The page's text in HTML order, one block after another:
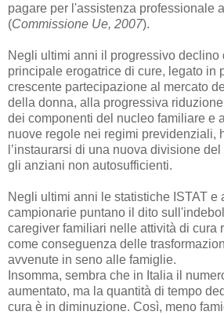
pagare per l'assistenza professionale
(Commissione Ue, 2007).
Negli ultimi anni il progressivo
principale erogatrice di cure, legato in
crescente partecipazione al mercato
della donna, alla progressiva
dei componenti del nucleo familiare e
nuove regole nei regimi previdenziali,
l’instaurarsi di una nuova divisione
gli anziani non autosufficienti.
Negli ultimi anni le statistiche ISTAT e
campionarie puntano il dito
caregiver familiari nelle attività di cura
come conseguenza delle
avvenute in seno alle famiglie.
Insomma, sembra che in Italia il
aumentato, ma la quantità di tempo
cura è in diminuzione. Così, meno